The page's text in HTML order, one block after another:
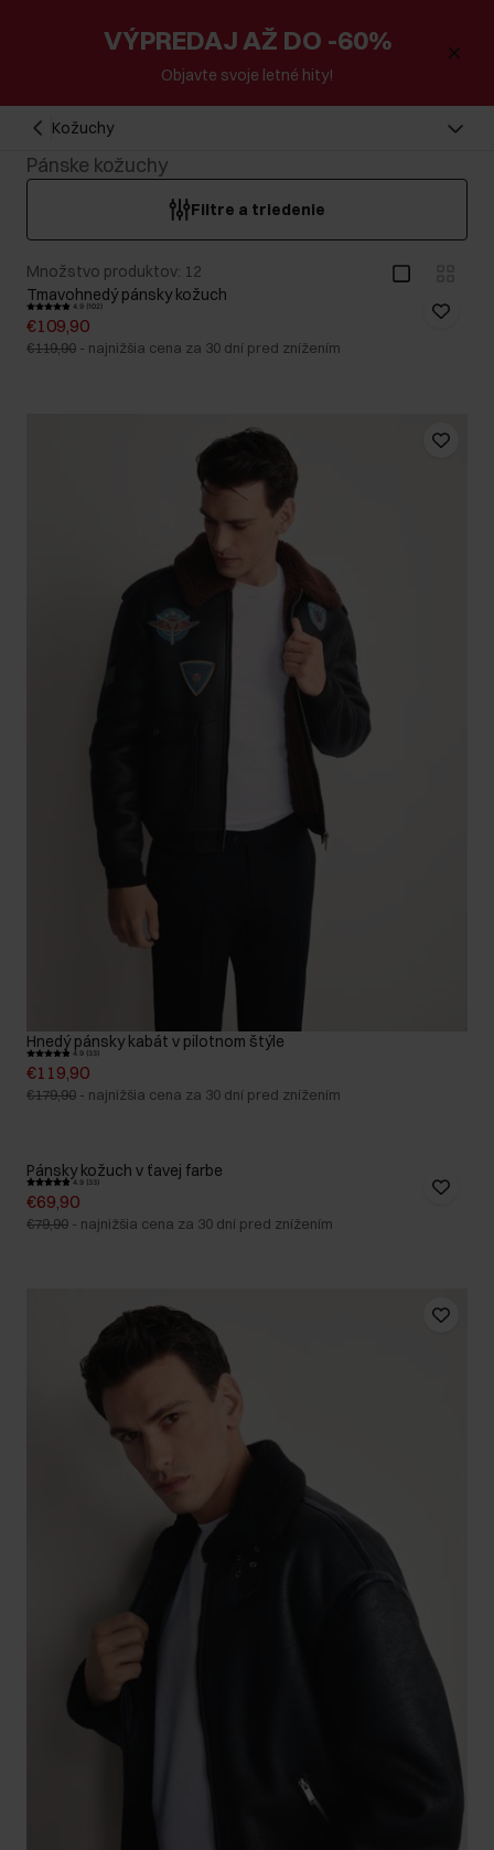
VÝPREDAJ AŽ DO -60%
Objavte svoje letné hity!
Kožuchy
Pánske kožuchy
Filtre a triedenie
Množstvo produktov: 12
Tmavohnedý pánsky kožuch
4.9 (102)
€109,90
€119,90 - najnižšia cena za 30 dní pred znížením
Hnedý pánsky kabát v pilotnom štýle
4.9 (33)
€119,90
€179,90 - najnižšia cena za 30 dní pred znížením
Pánsky kožuch v ťavej farbe
4.9 (33)
€69,90
€79,90 - najnižšia cena za 30 dní pred znížením